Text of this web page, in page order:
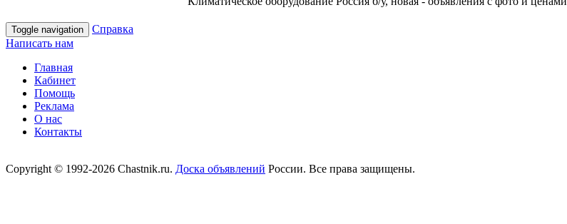
Toggle navigation
Справка
Написать нам
Главная
Кабинет
Помощь
Реклама
О нас
Контакты
Copyright © 1992-2026 Chastnik.ru. Доска объявлений России. Все права защищены.